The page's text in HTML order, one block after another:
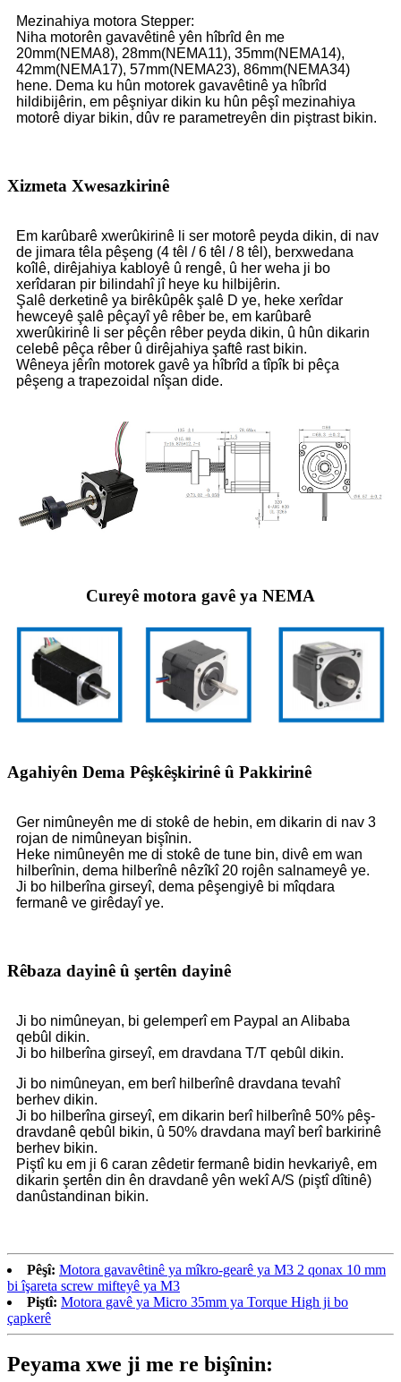
Mezinahiya motora Stepper:
Niha motorên gavavêtinê yên hîbrîd ên me
20mm(NEMA8), 28mm(NEMA11), 35mm(NEMA14),
42mm(NEMA17), 57mm(NEMA23), 86mm(NEMA34)
hene. Dema ku hûn motorek gavavêtinê ya hîbrîd
hildibijêrin, em pêşniyar dikin ku hûn pêşî mezinahiya
motorê diyar bikin, dûv re parametreyên din piştrast bikin.
Xizmeta Xwesazkirinê
Em karûbarê xwerûkirinê li ser motorê peyda dikin, di nav
de jimara têla pêşeng (4 têl / 6 têl / 8 têl), berxwedana
koîlê, dirêjahiya kabloyê û rengê, û her weha ji bo
xerîdaran pir bilindahî jî heye ku hilbijêrin.
Şalê derketinê ya birêkûpêk şalê D ye, heke xerîdar
hewceyê şalê pêçayî yê rêber be, em karûbarê
xwerûkirinê li ser pêçên rêber peyda dikin, û hûn dikarin
celebê pêça rêber û dirêjahiya şaftê rast bikin.
Wêneya jêrîn motorek gavê ya hîbrîd a tîpîk bi pêça
pêşeng a trapezoidal nîşan dide.
Cureyê motora gavê ya NEMA
Agahiyên Dema Pêşkêşkirinê û Pakkirinê
Ger nimûneyên me di stokê de hebin, em dikarin di nav 3
rojan de nimûneyan bişînin.
Heke nimûneyên me di stokê de tune bin, divê em wan
hilberînin, dema hilberînê nêzîkî 20 rojên salnameyê ye.
Ji bo hilberîna girseyî, dema pêşengiyê bi mîqdara
fermanê ve girêdayî ye.
Rêbaza dayinê û şertên dayinê
Ji bo nimûneyan, bi gelemperî em Paypal an Alibaba
qebûl dikin.
Ji bo hilberîna girseyî, em dravdana T/T qebûl dikin.
Ji bo nimûneyan, em berî hilberînê dravdana tevahî
berhev dikin.
Ji bo hilberîna girseyî, em dikarin berî hilberînê 50% pêş-
dravdanê qebûl bikin, û 50% dravdana mayî berî barkirinê
berhev bikin.
Piştî ku em ji 6 caran zêdetir fermanê bidin hevkariyê, em
dikarin şertên din ên dravdanê yên wekî A/S (piştî dîtinê)
danûstandinan bikin.
Pêşî: Motora gavavêtinê ya mîkro-gearê ya M3 2 qonax 10 mm
bi îşareta screw mifteyê ya M3
Piştî: Motora gavê ya Micro 35mm ya Torque High ji bo
çapkerê
Peyama xwe ji me re bişînin: